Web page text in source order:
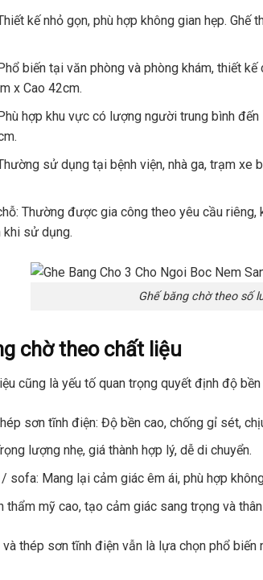
kế nhỏ gọn, phù hợp không gian hẹp.
biến tại văn phòng và phòng khám, thiết
x Cao 42cm.
hợp khu vực có lượng người trung bình
sử dụng tại bệnh viện, nhà ga, trạm
Thường được gia công theo yêu cầu
khi sử dụng.
Ghế băng chờ theo số
chờ theo chất liệu
cũng là yếu tố quan trọng quyết định độ
sơn tĩnh điện: Độ bền cao, chống gỉ sét,
lượng nhẹ, giá thành hợp lý, dễ di chuyển.
sofa: Mang lại cảm giác êm ái, phù hợp
thẩm mỹ cao, tạo cảm giác sang trọng và
thép sơn tĩnh điện vẫn là lựa chọn phổ